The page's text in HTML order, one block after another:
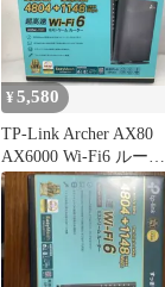
¥5,580
TP-Link Archer AX80
AX6000 Wi-Fi6 ルータ
ー --528860